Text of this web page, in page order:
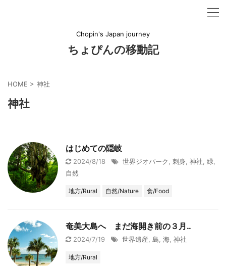
Chopin's Japan journey
ちょぴんの移動記
HOME > 神社
神社
はじめての隠岐
2024/8/18 世界ジオパーク 刺身 神社 緑
自然
地方/Rural 自然/Nature 食/Food
奄美大島へ まだ海開き前の３月‥
2024/7/19 世界遺産 島 海 神社
地方/Rural